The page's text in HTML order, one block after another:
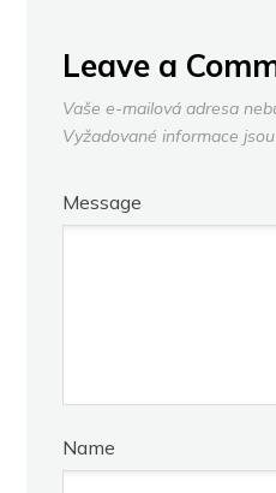
Leave a
Vaše e-mailová adresa
Vyžadované informace
Message
Name